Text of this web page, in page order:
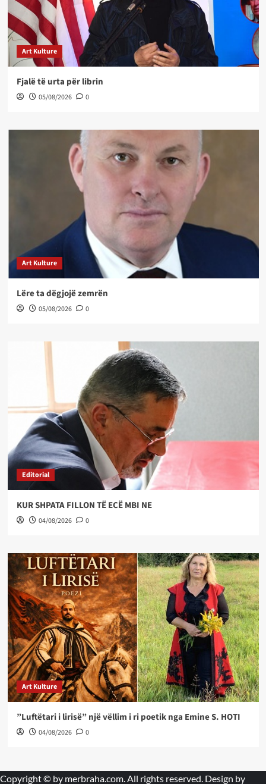
Art Kulture
Fjalë të urta për librin
05/08/2026 0
Art Kulture
Lëre ta dëgjojë zemrën
05/08/2026 0
Editorial
KUR SHPATA FILLON TË ECË MBI NE
04/08/2026 0
Art Kulture
”Luftëtari i lirisë” një vëllim i ri poetik nga Emine S. HOTI
04/08/2026 0
Copyright © by merbraha.com . All rights reserved. Design by